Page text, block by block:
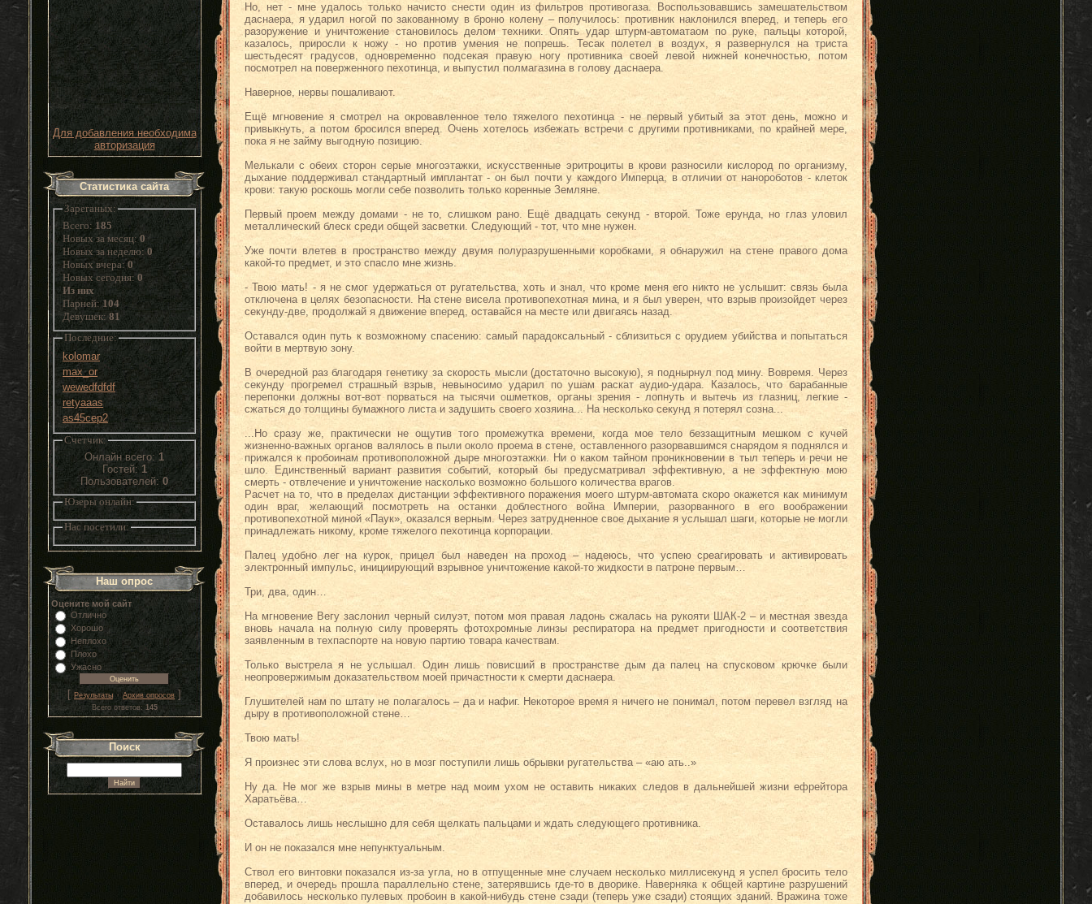
Для добавления необходима
авторизация
Статистика сайта
Зареганых:
Всего: 185
Новых за месяц:0
Новых за неделю: 0
Новых вчера:0
Новых сегодня:0
Из них
Парней:104
Девушек: 81
Последние:
kolomar
max_or
wewedfdfdf
retyaaas
as45cep2
Счетчик:
Онлайн всего: 1
Гостей: 1
Пользователей: 0
Юзеры онлайн:
Нас посетили:
Наш опрос
Оцените мой сайт
Отлично
Хорошо
Неплохо
Плохо
Ужасно
[ Результаты · Архив опросов]
Всего ответов: 145
Поиск
Но, нет - мне удалось только начисто снести один из фильтров противогаза. Воспользовавшись замешательством
даснаера, я ударил ногой по закованному в броню колену – получилось: противник наклонился вперед, и теперь его
разоружение и уничтожение становилось делом техники. Опять удар штурм-автоматаом по руке, пальцы которой,
казалось, приросли к ножу - но против умения не попрешь. Тесак полетел в воздух, я развернулся на триста
шестьдесят градусов, одновременно подсекая правую ногу противника своей левой нижней конечностью, потом
посмотрел на поверженного пехотинца, и выпустил полмагазина в голову даснаера.
Наверное, нервы пошаливают.
Ещё мгновение я смотрел на окровавленное тело тяжелого пехотинца - не первый убитый за этот день, можно и
привыкнуть, а потом бросился вперед. Очень хотелось избежать встречи с другими противниками, по крайней мере,
пока я не займу выгодную позицию.
Мелькали с обеих сторон серые многоэтажки, искусственные эритроциты в крови разносили кислород по организму,
дыхание поддерживал стандартный имплантат - он был почти у каждого Имперца, в отличии от нанороботов - клеток
крови: такую роскошь могли себе позволить только коренные Земляне.
Первый проем между домами - не то, слишком рано. Ещё двадцать секунд - второй. Тоже ерунда, но глаз уловил
металлический блеск среди общей засветки. Следующий - тот, что мне нужен.
Уже почти влетев в пространство между двумя полуразрушенными коробками, я обнаружил на стене правого дома
какой-то предмет, и это спасло мне жизнь.
- Твою мать! - я не смог удержаться от ругательства, хоть и знал, что кроме меня его никто не услышит: связь была
отключена в целях безопасности. На стене висела противопехотная мина, и я был уверен, что взрыв произойдет через
секунду-две, продолжай я движение вперед, оставайся на месте или двигаясь назад.
Оставался один путь к возможному спасению: самый парадоксальный - сблизиться с орудием убийства и попытаться
войти в мертвую зону.
В очередной раз благодаря генетику за скорость мысли (достаточно высокую), я поднырнул под мину. Вовремя. Через
секунду прогремел страшный взрыв, невыносимо ударил по ушам раскат аудио-удара. Казалось, что барабанные
перепонки должны вот-вот порваться на тысячи ошметков, органы зрения - лопнуть и вытечь из глазниц, легкие -
сжаться до толщины бумажного листа и задушить своего хозяина... На несколько секунд я потерял созна...
...Но сразу же, практически не ощутив того промежутка времени, когда мое тело беззащитным мешком с кучей
жизненно-важных органов валялось в пыли около проема в стене, оставленного разорвавшимся снарядом я поднялся и
прижался к пробоинам противоположной дыре многоэтажки. Ни о каком тайном проникновении в тыл теперь и речи не
шло. Единственный вариант развития событий, который бы предусматривал эффективную, а не эффектную мою
смерть - отвлечение и уничтожение насколько возможно большого количества врагов.
Расчет на то, что в пределах дистанции эффективного поражения моего штурм-автомата скоро окажется как минимум
один враг, желающий посмотреть на останки доблестного война Империи, разорванного в его воображении
противопехотной миной «Паук», оказался верным. Через затрудненное свое дыхание я услышал шаги, которые не могли
принадлежать никому, кроме тяжелого пехотинца корпорации.
Палец удобно лег на курок, прицел был наведен на проход – надеюсь, что успею среагировать и активировать
электронный импульс, инициирующий взрывное уничтожение какой-то жидкости в патроне первым…
Три, два, один…
На мгновение Вегу заслонил черный силуэт, потом моя правая ладонь сжалась на рукояти ШАК-2 – и местная звезда
вновь начала на полную силу проверять фотохромные линзы респиратора на предмет пригодности и соответствия
заявленным в техпаспорте на новую партию товара качествам.
Только выстрела я не услышал. Один лишь повисший в пространстве дым да палец на спусковом крючке были
неопровержимым доказательством моей причастности к смерти даснаера.
Глушителей нам по штату не полагалось – да и нафиг. Некоторое время я ничего не понимал, потом перевел взгляд на
дыру в противоположной стене…
Твою мать!
Я произнес эти слова вслух, но в мозг поступили лишь обрывки ругательства – «аю ать..»
Ну да. Не мог же взрыв мины в метре над моим ухом не оставить никаких следов в дальнейшей жизни ефрейтора
Харатьёва…
Оставалось лишь неслышно для себя щелкать пальцами и ждать следующего противника.
И он не показался мне непунктуальным.
Ствол его винтовки показался из-за угла, но в отпущенные мне случаем несколько миллисекунд я успел бросить тело
вперед, и очередь прошла параллельно стене, затерявшись где-то в дворике. Наверняка к общей картине разрушений
добавилось несколько пулевых пробоин в какой-нибудь стене сзади (теперь уже сзади) стоящих зданий. Вражина тоже